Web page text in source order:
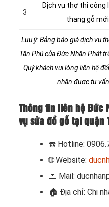
3
Dịch vụ thợ thi công
thang gỗ mới
Lưu ý: Bảng báo giá dịch vụ
Tân Phú của Đức Nhân Phát
Quý khách vui lòng liên hệ
nhận được tư
Thông tin liên hệ Đức
vụ sửa đồ gỗ tại quận
☎️ Hotline:
🌐 Website:
💌 Mail:
🏠 Địa chỉ: Chi